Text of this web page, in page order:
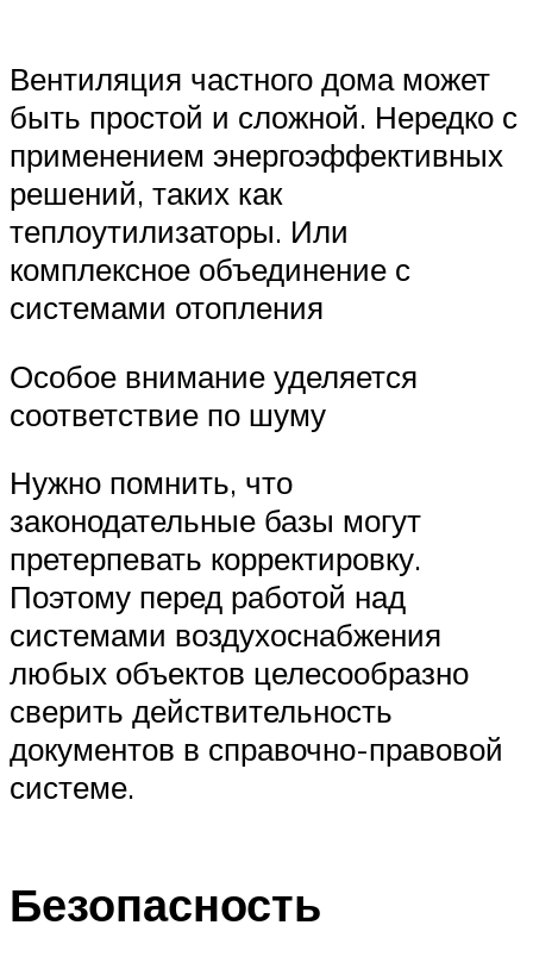
Вентиляция частного дома может
быть простой и сложной. Нередко с
применением энергоэффективных
решений, таких как
теплоутилизаторы. Или
комплексное объединение с
системами отопления
Особое внимание уделяется
соответствие по шуму
Нужно помнить, что
законодательные базы могут
претерпевать корректировку.
Поэтому перед работой над
системами воздухоснабжения
любых объектов целесообразно
сверить действительность
документов в справочно-правовой
системе.
Безопасность